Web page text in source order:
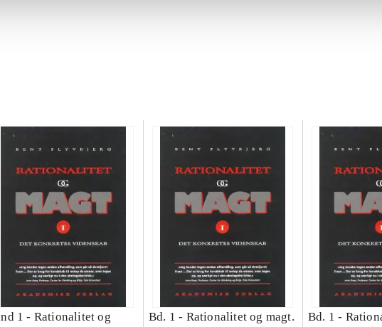
1 - Rationalitet og
Bd. 1 - Rationalitet og magt.
Bd. 1 -